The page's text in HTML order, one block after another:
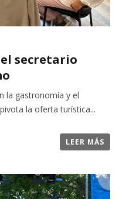
secretario
la gastronomía y el
la oferta turística...
LEER MÁS